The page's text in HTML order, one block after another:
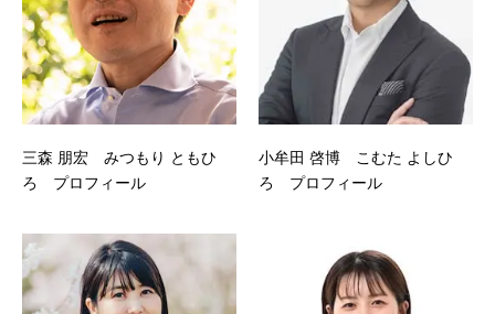
三森 朋宏 みつもり ともひ
ろ プロフィール
小牟田 啓博 こむた よしひ
ろ プロフィール